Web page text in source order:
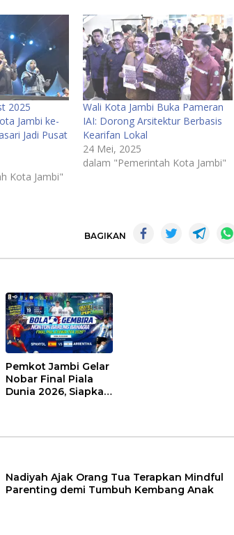
2025
Jambi ke-
Jadi Pusat
Kota Jambi"
Wali Kota Jambi Buka Pameran
IAI: Dorong Arsitektur Berbasis
Kearifan Lokal
24 Mei, 2025
dalam "Pemerintah Kota Jambi"
BAGIKAN
Pemkot Jambi Gelar
Nobar Final Piala
Dunia 2026, Siapkan
Nadiyah Ajak Orang Tua Terapkan Mindful
Parenting demi Tumbuh Kembang Anak